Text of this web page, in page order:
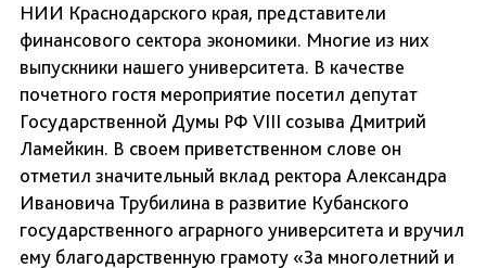
НИИ Краснодарского края, представители
финансового сектора экономики. Многие из них
выпускники нашего университета. В качестве
почетного гостя мероприятие посетил депутат
Государственной Думы РФ VIII созыва Дмитрий
Ламейкин. В своем приветственном слове он
отметил значительный вклад ректора Александра
Ивановича Трубилина в развитие Кубанского
государственного аграрного университета и вручил
ему благодарственную грамоту «За многолетний и